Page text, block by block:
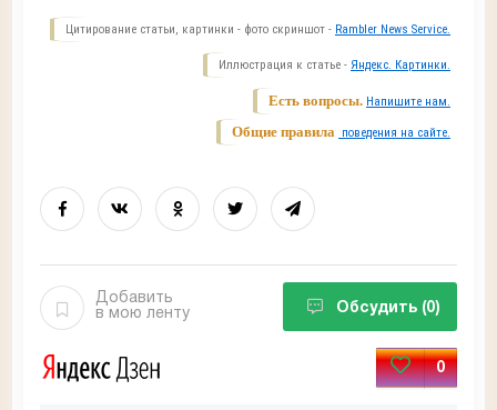
Цитирование статьи, картинки - фото скриншот - Rambler News Service.
Иллюстрация к статье - Яндекс. Картинки.
Есть вопросы. Напишите нам.
Общие правила поведения на сайте.
Добавить
в мою ленту
Обсудить (0)
0